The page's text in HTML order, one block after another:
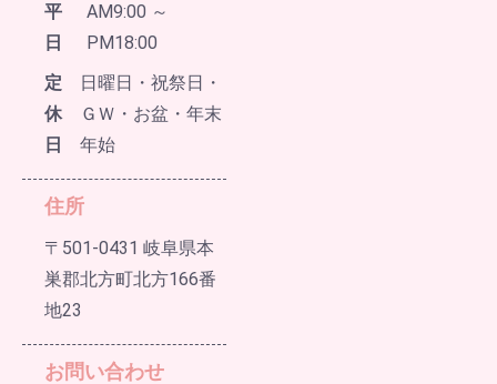
平
日
AM9:00 ～
PM18:00
定
休
日
日曜日・祝祭日・
ＧＷ・お盆・年末
年始
住所
〒501-0431 岐阜県本
巣郡北方町北方166番
地23
お問い合わせ